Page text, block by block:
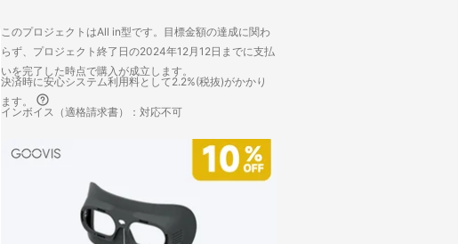
このプロジェクトはAll in型です。目標金額の達成に関わ
らず、プロジェクト終了日の2024年12月12日までに支払
いを完了した時点で購入が成立します。
決済時に安心システム利用料として2.2%(税抜)がかかり
ます。
インボイス（適格請求書）：対応不可